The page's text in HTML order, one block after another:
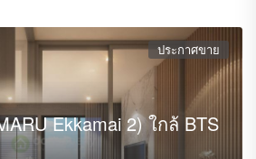
ประกาศขาย
Ekkamai 2) ใกล้ BTS